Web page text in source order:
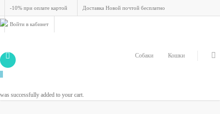
-10% при оплате картой Доставка Новой почтой бесплатно
Войти в кабинет
Собаки Кошки
was successfully added to your cart.
Спасибо. Ваш заказ был принят.